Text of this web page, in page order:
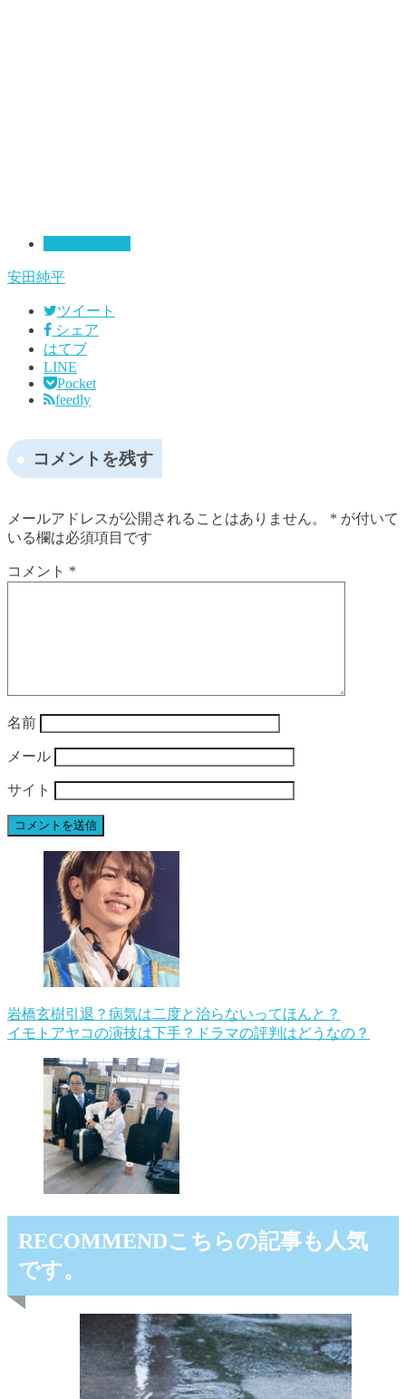
安田純平
ツイート
シェア
はてブ
LINE
Pocket
feedly
コメントを残す
メールアドレスが公開されることはありません。 * が付いて
いる欄は必須項目です
コメント *
名前
メール
サイト
岩橋玄樹引退？病気は二度と治らないってほんと？
イモトアヤコの演技は下手？ドラマの評判はどうなの？
RECOMMENDこちらの記事も人気
です。